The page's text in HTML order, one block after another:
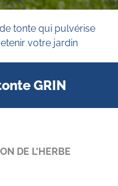
GRIN
tonte qui pulvérise
votre jardin
DE L'HERBE